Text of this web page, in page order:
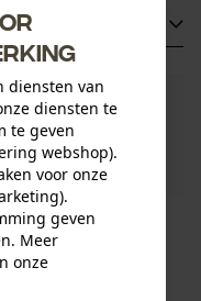
het product of
om contact met
096 69 66 of
Product aanbevelen
5
voor u klaar!
diensten van
diensten te
te geven
webshop).
voor onze
geven
Meer
onze